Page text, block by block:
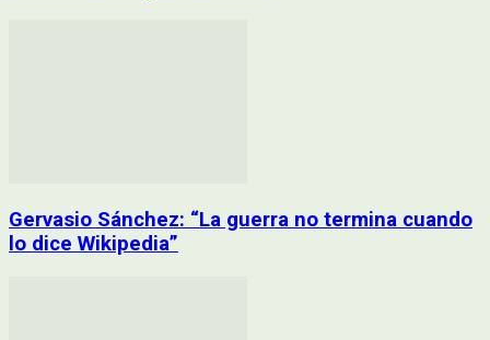
Gervasio Sánchez: “La guerra no termina cuando
lo dice Wikipedia”